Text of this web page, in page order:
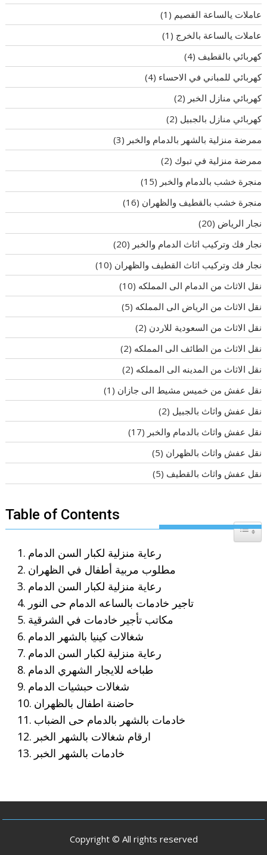
عاملات يالساعة القصيم (1)
عاملات يالساعة بالخرج (1)
كهربائي بالقطيف (4)
كهربائي للمباني في الاحساء (4)
كهربائي منازل الخبر (2)
كهربائي منازل بالجبيل (2)
ممرضة منزلية بالشهر بالدمام والخبر (3)
ممرضة منزلية في تبوك (2)
منجرة خشب بالدمام والخبر (15)
منجرة خشب بالقطيف والظهران (16)
نجار الرياض (20)
نجار فك وتركيب اثاث الدمام والخبر (20)
نجار فك وتركيب اثاث القطيف والظهران (10)
نقل الاثاث من الدمام الى المملكه (10)
نقل الاثاث من الرياض الى المملكه (5)
نقل الاثاث من السعودية للاردن (2)
نقل الاثاث من الطائف الى المملكه (2)
نقل الاثاث من المدينه الى المملكه (2)
نقل عفش من خميس مشيط الى جازان (1)
نقل عفش واثاث بالجبيل (2)
نقل عفش واثاث بالدمام والخبر (17)
نقل عفش واثاث بالظهران (5)
نقل عفش واثاث بالقطيف (5)
Table of Contents
Toggle
رعاية منزلية لكبار السن الدمام
مطلوب مربية أطفال في الظهران
رعاية منزلية لكبار السن الدمام
تاجير خادمات بالساعه الدمام حى النور
مكاتب تأجير خادمات في الشرقية
شغالات كينيا بالشهر الدمام
رعاية منزلية لكبار السن الدمام
طباخه للايجار الشهري الدمام
شغالات حبشيات الدمام
حاضنة اطفال بالظهران
خادمات بالشهر بالدمام حى الضباب
ارقام شغالات بالشهر الخبر
خادمات بالشهر الخبر
Copyright © All rights reserved